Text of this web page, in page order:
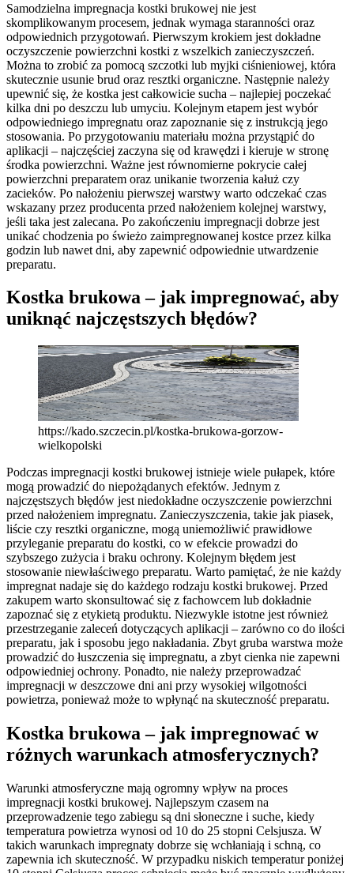
Samodzielna impregnacja kostki brukowej nie jest
skomplikowanym procesem, jednak wymaga staranności oraz
odpowiednich przygotowań. Pierwszym krokiem jest dokładne
oczyszczenie powierzchni kostki z wszelkich zanieczyszczeń.
Można to zrobić za pomocą szczotki lub myjki ciśnieniowej, która
skutecznie usunie brud oraz resztki organiczne. Następnie należy
upewnić się, że kostka jest całkowicie sucha – najlepiej poczekać
kilka dni po deszczu lub umyciu. Kolejnym etapem jest wybór
odpowiedniego impregnatu oraz zapoznanie się z instrukcją jego
stosowania. Po przygotowaniu materiału można przystąpić do
aplikacji – najczęściej zaczyna się od krawędzi i kieruje w stronę
środka powierzchni. Ważne jest równomierne pokrycie całej
powierzchni preparatem oraz unikanie tworzenia kałuż czy
zacieków. Po nałożeniu pierwszej warstwy warto odczekać czas
wskazany przez producenta przed nałożeniem kolejnej warstwy,
jeśli taka jest zalecana. Po zakończeniu impregnacji dobrze jest
unikać chodzenia po świeżo zaimpregnowanej kostce przez kilka
godzin lub nawet dni, aby zapewnić odpowiednie utwardzenie
preparatu.
Kostka brukowa – jak impregnować, aby
uniknąć najczęstszych błędów?
https://kado.szczecin.pl/kostka-brukowa-gorzow-
wielkopolski
Podczas impregnacji kostki brukowej istnieje wiele pułapek, które
mogą prowadzić do niepożądanych efektów. Jednym z
najczęstszych błędów jest niedokładne oczyszczenie powierzchni
przed nałożeniem impregnatu. Zanieczyszczenia, takie jak piasek,
liście czy resztki organiczne, mogą uniemożliwić prawidłowe
przyleganie preparatu do kostki, co w efekcie prowadzi do
szybszego zużycia i braku ochrony. Kolejnym błędem jest
stosowanie niewłaściwego preparatu. Warto pamiętać, że nie każdy
impregnat nadaje się do każdego rodzaju kostki brukowej. Przed
zakupem warto skonsultować się z fachowcem lub dokładnie
zapoznać się z etykietą produktu. Niezwykle istotne jest również
przestrzeganie zaleceń dotyczących aplikacji – zarówno co do ilości
preparatu, jak i sposobu jego nakładania. Zbyt gruba warstwa może
prowadzić do łuszczenia się impregnatu, a zbyt cienka nie zapewni
odpowiedniej ochrony. Ponadto, nie należy przeprowadzać
impregnacji w deszczowe dni ani przy wysokiej wilgotności
powietrza, ponieważ może to wpłynąć na skuteczność preparatu.
Kostka brukowa – jak impregnować w
różnych warunkach atmosferycznych?
Warunki atmosferyczne mają ogromny wpływ na proces
impregnacji kostki brukowej. Najlepszym czasem na
przeprowadzenie tego zabiegu są dni słoneczne i suche, kiedy
temperatura powietrza wynosi od 10 do 25 stopni Celsjusza. W
takich warunkach impregnaty dobrze się wchłaniają i schną, co
zapewnia ich skuteczność. W przypadku niskich temperatur poniżej